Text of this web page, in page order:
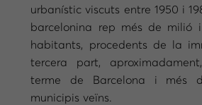
urbanístic viscuts entre 1950 i
barcelonina rep més de milió
habitants, procedents de la
tercera part, aproximadament,
terme de Barcelona i més
municipis veïns.